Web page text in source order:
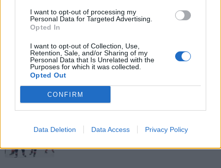
I want to opt-out of processing my
Personal Data for Targeted Advertising.
Opted In
I want to opt-out of Collection, Use,
Retention, Sale, and/or Sharing of my
Personal Data that Is Unrelated with the
Purposes for which it was collected.
Opted Out
CONFIRM
Data Deletion Data Access Privacy Policy
LIITTYVÄT ARTIKKELIT LISÄÄ TEKIJÄLTÄ
Aleksander Barkov tekee paluun
kaukaloon
divisioonassa – sai samasta tilanteesta
50 jäähyminuuttia
Kanada – USA klo 15:10 – näin katsot